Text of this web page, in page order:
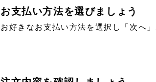
お支払い方法を選びましょう
お好きなお支払い方法を選択し「次へ